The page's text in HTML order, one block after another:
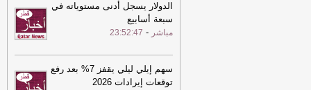
الدولار يسجل أدنى مستوياته في
سبعة أسابيع
مباشر -
23:52:47
سهم إيلي ليلي يقفز 7% بعد رفع
توقعات إيرادات 2026